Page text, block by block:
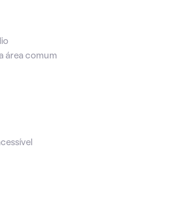
área comum